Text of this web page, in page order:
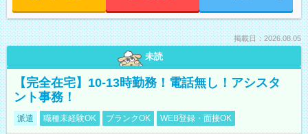
掲載日：2026.08.05
未読
【完全在宅】10-13時勤務！電話無し！アシスタ
ント事務！
派遣 職種未経験OK ブランクOK WEB登録・面接OK